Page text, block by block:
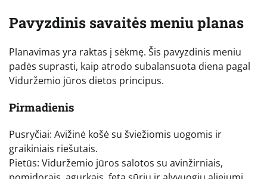
Pavyzdinis savaitės meniu planas
Planavimas yra raktas į sėkmę. Šis pavyzdinis meniu
padės suprasti, kaip atrodo subalansuota diena pagal
Viduržemio jūros dietos principus.
Pirmadienis
Pusryčiai: Avižinė košė su šviežiomis uogomis ir
graikiniais riešutais.
Pietūs: Viduržemio jūros salotos su avinžirniais,